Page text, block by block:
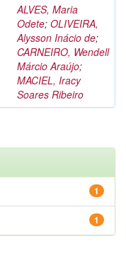
ALVES, Maria
Odete; OLIVEIRA,
Alysson Inácio de;
CARNEIRO, Wendell
Márcio Araújo;
MACIEL, Iracy
Soares Ribeiro
1
1